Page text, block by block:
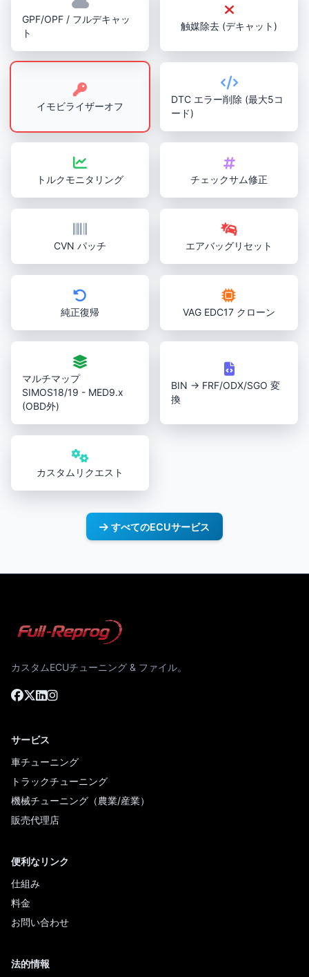
GPF/OPF / フルデキャッ
ト
触媒除去 (デキャット)
イモビライザーオフ
DTC エラー削除 (最大5コ
ード)
トルクモニタリング チェックサム修正
CVN パッチ エアバッグリセット
純正復帰 VAG EDC17 クローン
マルチマップ
SIMOS18/19 - MED9.x
(OBD外)
BIN → FRF/ODX/SGO 変
換
カスタムリクエスト
すべてのECUサービス
カスタムECUチューニング & ファイル。
サービス
車チューニング
トラックチューニング
機械チューニング（農業/産業）
販売代理店
便利なリンク
仕組み
料金
お問い合わせ
法的情報